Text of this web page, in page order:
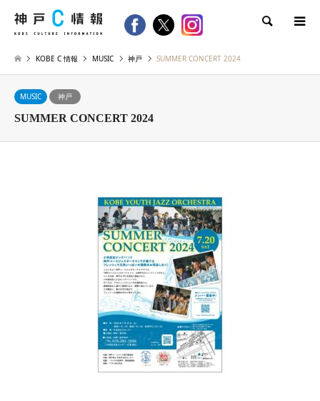
検索
KOBE C 情報 MUSIC 神戸 SUMMER CONCERT 2024
MUSIC 神戸
SUMMER CONCERT 2024